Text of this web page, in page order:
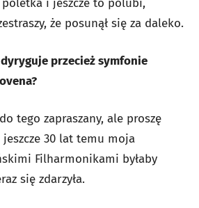
że posunął się za daleko.
przecież symfonie
tego zapraszany, ale proszę
30 lat temu moja
Filharmonikami byłaby
się zdarzyła.